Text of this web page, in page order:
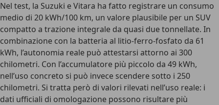
Nel test, la Suzuki e Vitara ha fatto registrare un consumo
medio di 20 kWh/100 km, un valore plausibile per un SUV
compatto a trazione integrale da quasi due tonnellate. In
combinazione con la batteria al litio-ferro-fosfato da 61
kWh, l’autonomia reale può attestarsi attorno ai 300
chilometri. Con l’accumulatore più piccolo da 49 kWh,
nell’uso concreto si può invece scendere sotto i 250
chilometri. Si tratta però di valori rilevati nell’uso reale: i
dati ufficiali di omologazione possono risultare più